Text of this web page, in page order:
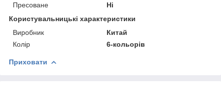
Пресоване
Ні
Користувальницькі характеристики
Виробник
Китай
Колір
6-кольорів
Приховати